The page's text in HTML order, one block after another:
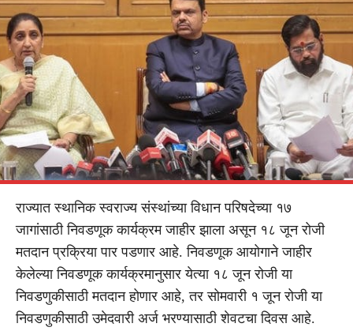
राज्यात स्थानिक स्वराज्य संस्थांच्या विधान परिषदेच्या १७
जागांसाठी निवडणूक कार्यक्रम जाहीर झाला असून १८ जून रोजी
मतदान प्रक्रिया पार पडणार आहे. निवडणूक आयोगाने जाहीर
केलेल्या निवडणूक कार्यक्रमानुसार येत्या १८ जून रोजी या
निवडणुकीसाठी मतदान होणार आहे, तर सोमवारी १ जून रोजी या
निवडणुकीसाठी उमेदवारी अर्ज भरण्यासाठी शेवटचा दिवस आहे.